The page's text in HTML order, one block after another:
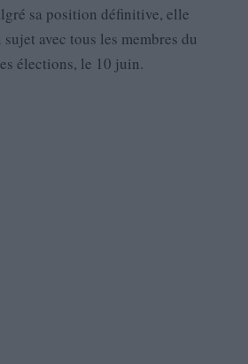
sa position définitive, elle
avec tous les membres du
élections, le 10 juin.